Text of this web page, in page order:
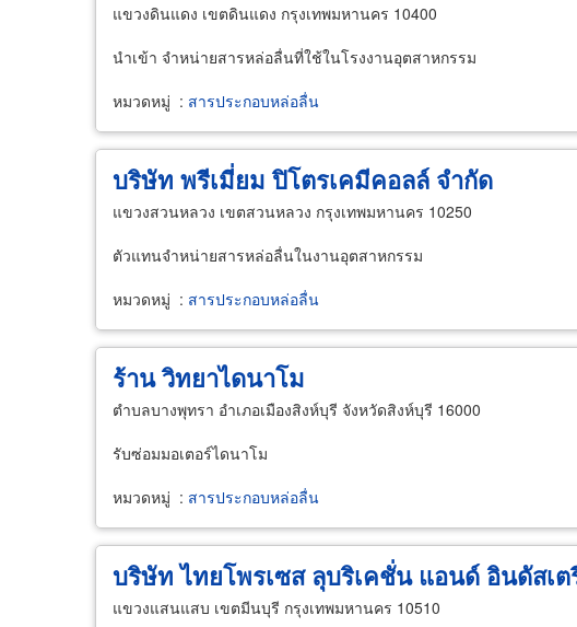
แขวงดินแดง เขตดินแดง กรุงเทพมหานคร 10400
นำเข้า จำหน่ายสารหล่อลื่นที่ใช้ในโรงงานอุตสาหกรรม
หมวดหมู่ : สารประกอบหล่อลื่น
บริษัท พรีเมี่ยม ปิโตรเคมีคอลล์ จำกัด
แขวงสวนหลวง เขตสวนหลวง กรุงเทพมหานคร 10250
ตัวแทนจำหน่ายสารหล่อลื่นในงานอุตสาหกรรม
หมวดหมู่ : สารประกอบหล่อลื่น
ร้าน วิทยาไดนาโม
ตำบลบางพุทรา อำเภอเมืองสิงห์บุรี จังหวัดสิงห์บุรี 16000
รับซ่อมมอเตอร์ไดนาโม
หมวดหมู่ : สารประกอบหล่อลื่น
บริษัท ไทยโพรเซส ลุบริเคชั่น แอนด์ อินดัสเต
แขวงแสนแสบ เขตมีนบุรี กรุงเทพมหานคร 10510